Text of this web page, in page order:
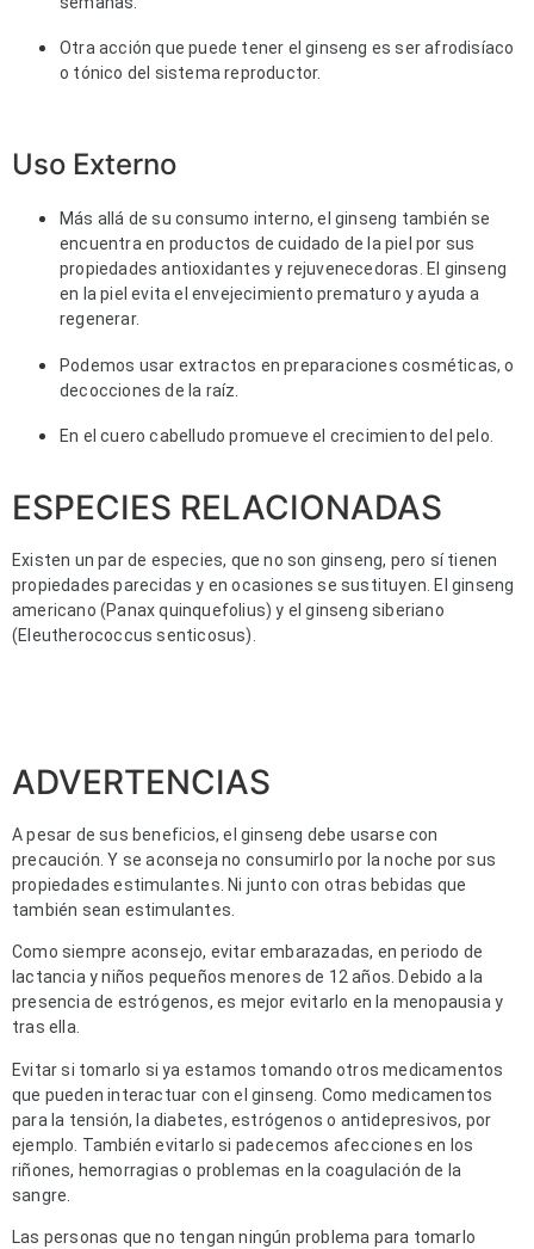
Otra acción que puede tener el ginseng es ser afrodisíaco
o tónico del sistema reproductor.
Uso Externo
Más allá de su consumo interno, el ginseng también se
encuentra en productos de cuidado de la piel por sus
propiedades antioxidantes y rejuvenecedoras. El ginseng
en la piel evita el envejecimiento prematuro y ayuda a
regenerar.
Podemos usar extractos en preparaciones cosméticas, o
decocciones de la raíz.
En el cuero cabelludo promueve el crecimiento del pelo.
ESPECIES RELACIONADAS
Existen un par de especies, que no son ginseng, pero sí tienen
propiedades parecidas y en ocasiones se sustituyen. El ginseng
americano (Panax quinquefolius) y el ginseng siberiano
(Eleutherococcus senticosus).
ADVERTENCIAS
A pesar de sus beneficios, el ginseng debe usarse con
precaución. Y se aconseja no consumirlo por la noche por sus
propiedades estimulantes. Ni junto con otras bebidas que
también sean estimulantes.
Como siempre aconsejo, evitar embarazadas, en periodo de
lactancia y niños pequeños menores de 12 años. Debido a la
presencia de estrógenos, es mejor evitarlo en la menopausia y
tras ella.
Evitar si tomarlo si ya estamos tomando otros medicamentos
que pueden interactuar con el ginseng. Como medicamentos
para la tensión, la diabetes, estrógenos o antidepresivos, por
ejemplo. También evitarlo si padecemos afecciones en los
riñones, hemorragias o problemas en la coagulación de la
sangre.
Las personas que no tengan ningún problema para tomarlo